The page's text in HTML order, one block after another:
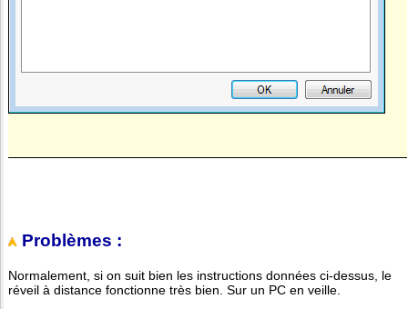
Problèmes :
Normalement, si on suit bien les instructions données ci-dessus, le
réveil à distance fonctionne très bien. Sur un PC en veille.